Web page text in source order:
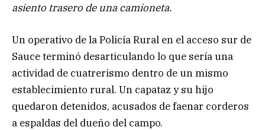
asiento trasero de una camioneta.
Un operativo de la Policía Rural en el acceso sur de
Sauce terminó desarticulando lo que sería una
actividad de cuatrerismo dentro de un mismo
establecimiento rural. Un capataz y su hijo
quedaron detenidos, acusados de faenar corderos
a espaldas del dueño del campo.